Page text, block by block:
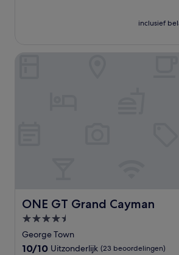
inclusief
ONE GT Grand Cayman
ONE GT Grand Cayman
4.5-
sterrenaccommodatie
George Town
10.0
10/10 Uitzonderlijk (23 beoordelingen)